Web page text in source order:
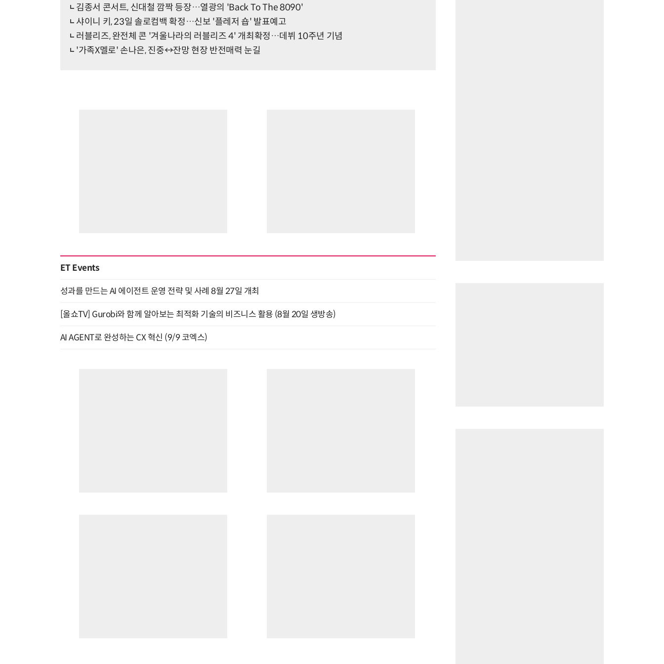
김종서 콘서트, 신대철 깜짝 등장…열광의 'Back To The 8090'
샤이니 키, 23일 솔로컴백 확정…신보 '플레저 숍' 발표예고
러블리즈, 완전체 콘 '겨울나라의 러블리즈 4' 개최확정…데뷔 10주년 기념
'가족X멜로' 손나은, 진중↔잔망 현장 반전매력 눈길
ET Events
성과를 만드는 AI 에이전트 운영 전략 및 사례 8월 27일 개최
[올쇼TV] Gurobi와 함께 알아보는 최적화 기술의 비즈니스 활용 (8월 20일 생방송)
AI AGENT로 완성하는 CX 혁신 (9/9 코엑스)